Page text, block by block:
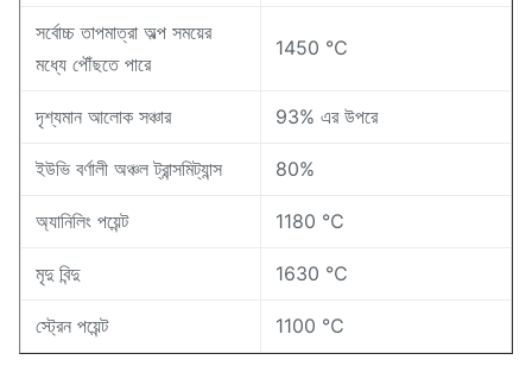
সর্বোচ্চ তাপমাত্রা অল্প সময়ের
মধ্যে পৌঁছতে পারে
1450 ℃
দৃশ্যমান আলোক সঞ্চার 93% এর উপরে
ইউভি বর্ণালী অঞ্চল ট্রান্সমিট্যান্স 80%
অ্যানিলিং পয়েন্ট 1180 ℃
মৃদু বিন্দু 1630 ℃
স্ট্রেন পয়েন্ট 1100 ℃